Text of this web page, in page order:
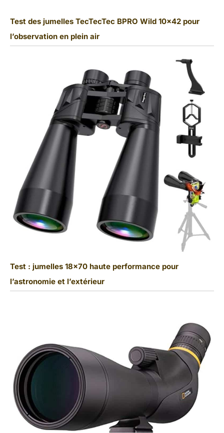
Test des jumelles TecTecTec BPRO Wild 10×42 pour
l’observation en plein air
Test : jumelles 18×70 haute performance pour
l’astronomie et l’extérieur